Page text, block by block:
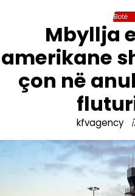
Botë
Mbyllja
amerikane
çon në
kfvagency